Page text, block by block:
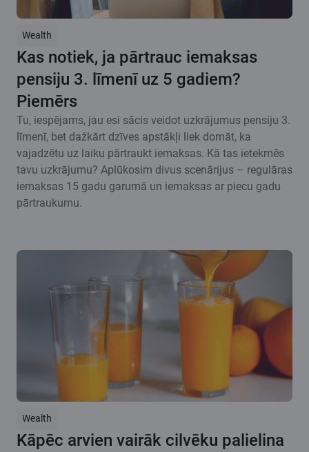
Wealth
Kas notiek, ja pārtrauc iemaksas
pensiju 3. līmenī uz 5 gadiem?
Piemērs
Tu, iespējams, jau esi sācis veidot uzkrājumus pensiju 3.
līmenī, bet dažkārt dzīves apstākļi liek domāt, ka
vajadzētu uz laiku pārtraukt iemaksas. Kā tas ietekmēs
tavu uzkrājumu? Aplūkosim divus scenārijus – regulāras
iemaksas 15 gadu garumā un iemaksas ar piecu gadu
pārtraukumu.
Wealth
Kāpēc arvien vairāk cilvēku palielina